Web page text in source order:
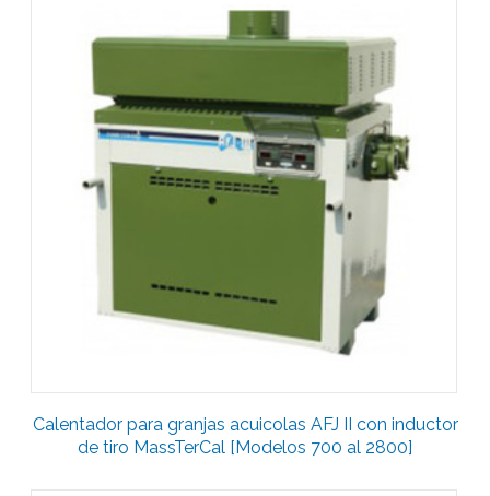
Calentador para granjas acuicolas AFJ II con inductor
de tiro MassTerCal [Modelos 700 al 2800]